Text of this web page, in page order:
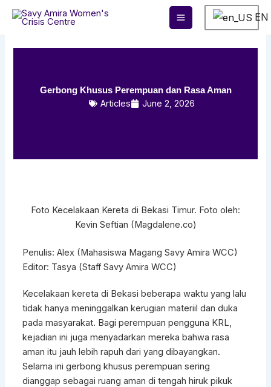
Skip
EN
Gerbong Khusus Perempuan dan Rasa Aman
Articles June 2, 2026
Foto Kecelakaan Kereta di Bekasi Timur. Foto oleh:
Kevin Seftian (Magdalene.co)
Penulis: Alex (Mahasiswa Magang Savy Amira WCC)
Editor: Tasya (Staff Savy Amira WCC)
Kecelakaan kereta di Bekasi beberapa waktu yang lalu
tidak hanya meninggalkan kerugian materiil dan duka
pada masyarakat. Bagi perempuan pengguna KRL,
kejadian ini juga menyadarkan mereka bahwa rasa
aman itu jauh lebih rapuh dari yang dibayangkan.
Selama ini gerbong khusus perempuan sering
dianggap sebagai ruang aman di tengah hiruk pikuk